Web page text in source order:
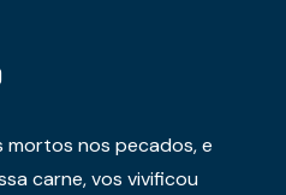
mortos nos pecados, e
carne, vos vivificou